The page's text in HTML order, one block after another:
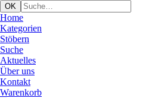
Home
Kategorien
Stöbern
Suche
Aktuelles
Über uns
Kontakt
Warenkorb